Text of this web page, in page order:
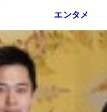
エンタメ